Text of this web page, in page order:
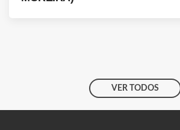
VER TODOS